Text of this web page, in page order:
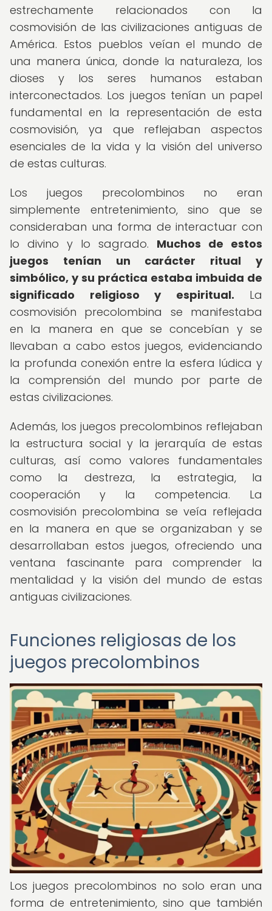
estrechamente relacionados con la
cosmovisión de las civilizaciones antiguas de
América. Estos pueblos veían el mundo de
una manera única, donde la naturaleza, los
dioses y los seres humanos estaban
interconectados. Los juegos tenían un papel
fundamental en la representación de esta
cosmovisión, ya que reflejaban aspectos
esenciales de la vida y la visión del universo
de estas culturas.
Los juegos precolombinos no eran
simplemente entretenimiento, sino que se
consideraban una forma de interactuar con
lo divino y lo sagrado. Muchos de estos
juegos tenían un carácter ritual y
simbólico, y su práctica estaba imbuida de
significado religioso y espiritual. La
cosmovisión precolombina se manifestaba
en la manera en que se concebían y se
llevaban a cabo estos juegos, evidenciando
la profunda conexión entre la esfera lúdica y
la comprensión del mundo por parte de
estas civilizaciones.
Además, los juegos precolombinos reflejaban
la estructura social y la jerarquía de estas
culturas, así como valores fundamentales
como la destreza, la estrategia, la
cooperación y la competencia. La
cosmovisión precolombina se veía reflejada
en la manera en que se organizaban y se
desarrollaban estos juegos, ofreciendo una
ventana fascinante para comprender la
mentalidad y la visión del mundo de estas
antiguas civilizaciones.
Funciones religiosas de los
juegos precolombinos
Los juegos precolombinos no solo eran una
forma de entretenimiento, sino que también